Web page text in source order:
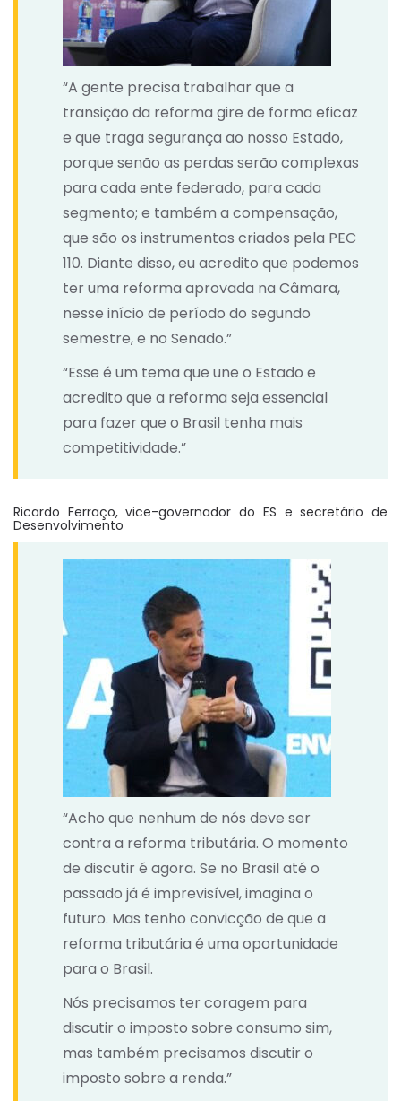
“A gente precisa trabalhar que a
transição da reforma gire de forma eficaz
e que traga segurança ao nosso Estado,
porque senão as perdas serão complexas
para cada ente federado, para cada
segmento; e também a compensação,
que são os instrumentos criados pela PEC
110. Diante disso, eu acredito que podemos
ter uma reforma aprovada na Câmara,
nesse início de período do segundo
semestre, e no Senado.”
“Esse é um tema que une o Estado e
acredito que a reforma seja essencial
para fazer que o Brasil tenha mais
competitividade.”
Ricardo Ferraço, vice-governador do ES e secretário de
Desenvolvimento
“Acho que nenhum de nós deve ser
contra a reforma tributária. O momento
de discutir é agora. Se no Brasil até o
passado já é imprevisível, imagina o
futuro. Mas tenho convicção de que a
reforma tributária é uma oportunidade
para o Brasil.
Nós precisamos ter coragem para
discutir o imposto sobre consumo sim,
mas também precisamos discutir o
imposto sobre a renda.”